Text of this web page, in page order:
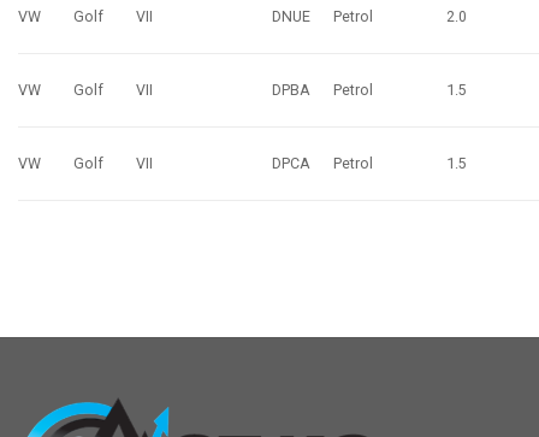
VW Golf VII DNUE Petrol 2.0
VW Golf VII DPBA Petrol 1.5
VW Golf VII DPCA Petrol 1.5